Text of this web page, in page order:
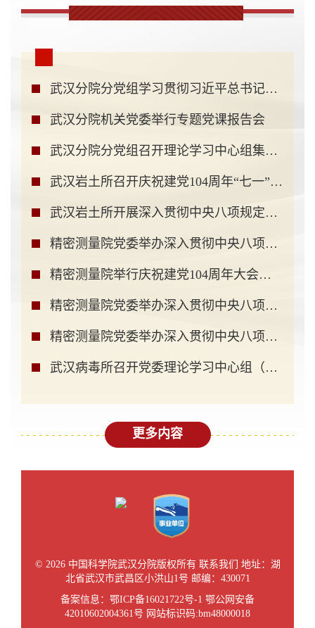
武汉分院分党组学习贯彻习近平总书记在中央政治局...
武汉分院机关党委举行专题党课报告会
武汉分院分党组召开理论学习中心组集体学习会深入...
武汉岩土所召开庆祝建党104周年“七一”表彰暨深入...
武汉岩土所开展深入贯彻中央八项规定精神学习教育...
精密测量院党委举办深入贯彻中央八项规定精神学习...
精密测量院举行庆祝建党104周年大会暨学习教育专题...
精密测量院党委举办深入贯彻中央八项规定精神学习...
精密测量院党委举办深入贯彻中央八项规定精神学习...
武汉病毒所召开党委理论学习中心组（扩大）学习暨...
更多内容
© 2026 中国科学院武汉分院版权所有 联系我们 地址：湖
北省武汉市武昌区小洪山1号 邮编：430071
备案信息： 鄂ICP备16021722号-1 鄂公网安备
42010602004361号 网站标识码:bm48000018